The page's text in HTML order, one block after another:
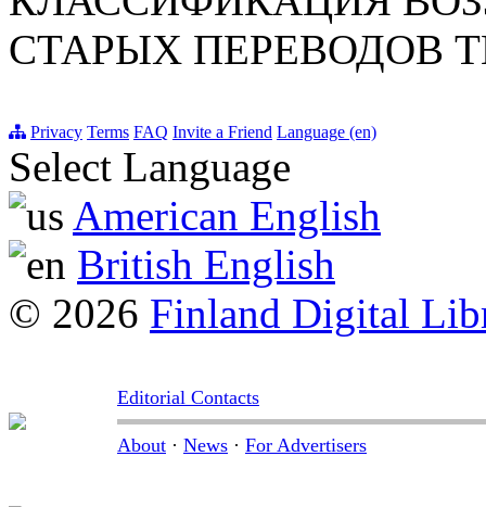
СТАРЫХ ПЕРЕВОДОВ
Privacy Terms FAQ Invite a Friend Language (en)
Select Language
American English
British English
© 2026 Finland Digital
Editorial Contacts
About · News · For Advertisers